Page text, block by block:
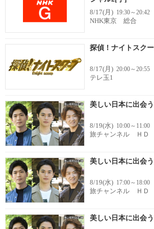
8/17(月) 19:30～20:42
NHK東京 総合
探偵！ナイトスク
8/17(月) 20:00～20:55
テレ玉1
美しい日本に出会
8/19(水) 10:00～11:00
旅チャンネル ＨＤ
美しい日本に出会
8/19(水) 17:00～18:00
旅チャンネル ＨＤ
美しい日本に出会